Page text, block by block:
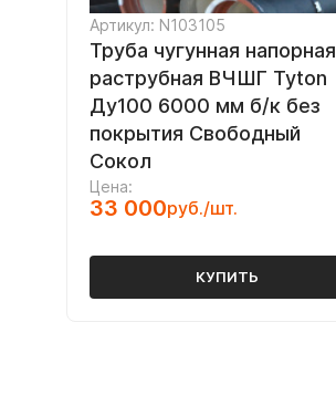
Артикул: N103105
Труба чугунная напорная
раструбная ВЧШГ Tyton
Ду100 6000 мм б/к без
покрытия Свободный
Сокол
Цена:
33 000руб./шт.
КУПИТЬ